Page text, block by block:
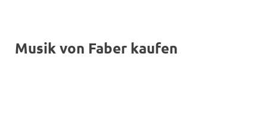
Musik von Faber kaufen